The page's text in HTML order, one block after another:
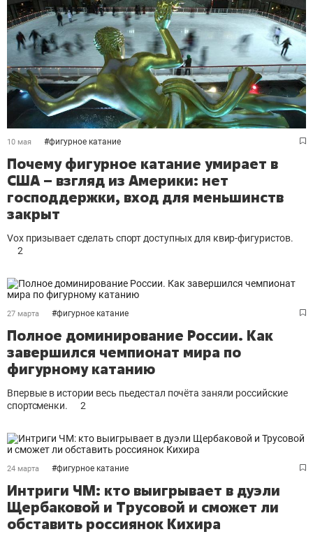
10 мая #фигурное катание
Почему фигурное катание умирает в
США – взгляд из Америки: нет
господдержки, вход для меньшинств
закрыт
Vox призывает сделать спорт доступных для квир-фигуристов.
2
27 марта #фигурное катание
Полное доминирование России. Как
завершился чемпионат мира по
фигурному катанию
Впервые в истории весь пьедестал почёта заняли российские
спортсменки.
2
24 марта #фигурное катание
Интриги ЧМ: кто выигрывает в дуэли
Щербаковой и Трусовой и сможет ли
обставить россиянок Кихира